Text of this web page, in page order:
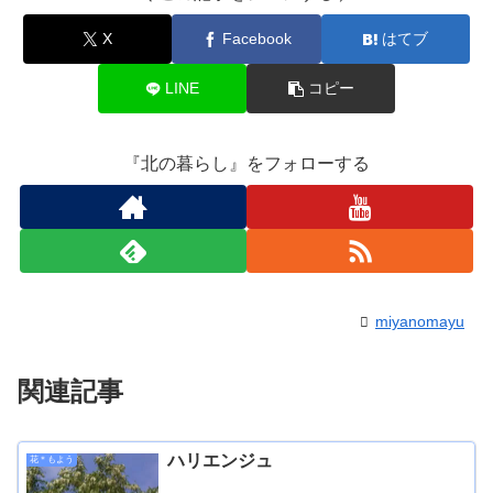
X Facebook はてブ
LINE コピー
『北の暮らし』をフォローする
miyanomayu
関連記事
花＊もよう ハリエンジュ